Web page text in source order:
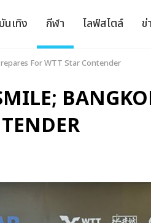
บันเทิง กีฬา ไลฟ์สไตล์ ข่
For WTT Star Contender